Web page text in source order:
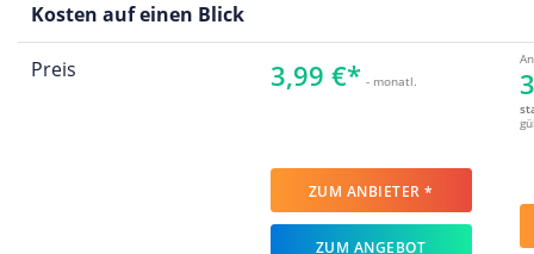
Kosten auf einen Blick
Preis 3,99 €* - monatl.
ZUM ANBIETER *
ZUM ANGEBOT